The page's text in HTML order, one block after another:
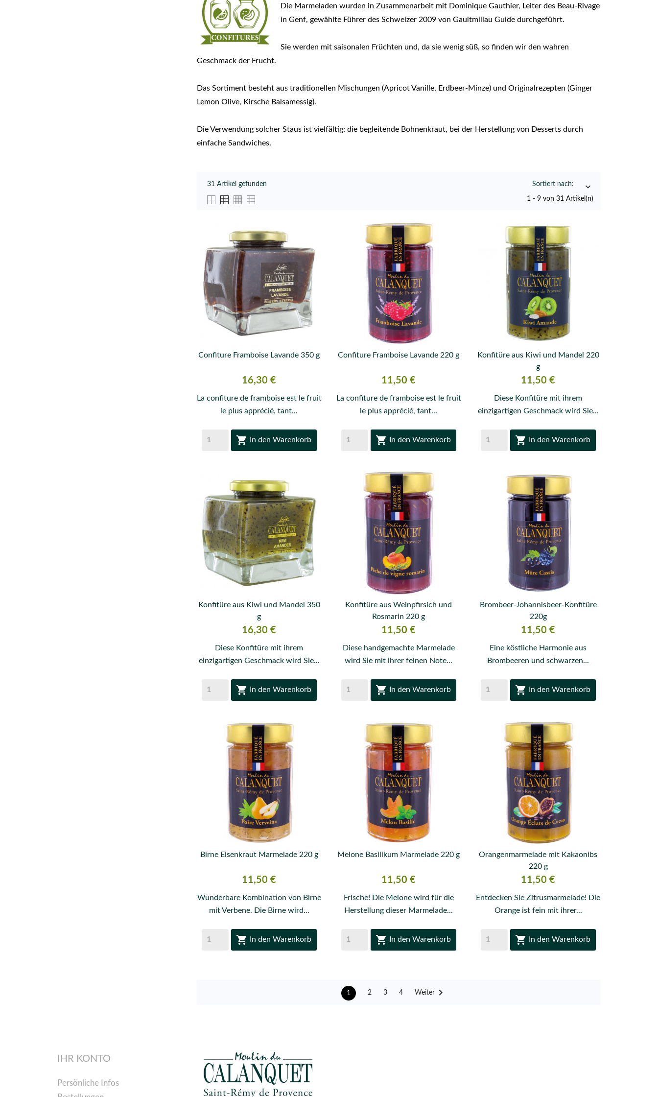
Die Marmeladen wurden in Zusammenarbeit mit Dominique Gauthier, Leiter des Beau-Rivage
in Genf, gewählte Führer des Schweizer 2009 von Gaultmillau Guide durchgeführt.
Sie werden mit saisonalen Früchten und, da sie wenig süß, so finden wir den wahren
Geschmack der Frucht.
Das Sortiment besteht aus traditionellen Mischungen (ApricotVanille, Erdbeer-Minze) und Originalrezepten (Ginger
Lemon Olive, Kirsche Balsamessig).
Die Verwendung solcher Staus ist vielfältig: die begleitende Bohnenkraut, bei der Herstellung von Desserts durch
einfache Sandwiches.
31 Artikel gefunden Sortiert nach: 
1 - 9 von 31 Artikel(n)
Confiture Framboise Lavande 350 g
Preis
16,30 €
La confiture de framboise est le fruit
le plus apprécié, tant...
 In den Warenkorb
Confiture Framboise Lavande 220 g
Preis
11,50 €
La confiture de framboise est le fruit
le plus apprécié, tant...
 In den Warenkorb
VORSCHAU
Konfitüre aus Kiwi und Mandel 220
g
Preis
11,50 €
Diese Konfitüre mit ihrem
einzigartigen Geschmack wird Sie...
 In den Warenkorb
VORSCHAU
Konfitüre aus Kiwi und Mandel 350
g
Preis
16,30 €
Diese Konfitüre mit ihrem
einzigartigen Geschmack wird Sie...
 In den Warenkorb
VORSCHAU
Konfitüre aus Weinpfirsich und
Rosmarin 220 g
Preis
11,50 €
Diese handgemachte Marmelade
wird Sie mit ihrer feinen Note...
 In den Warenkorb
VORSCHAU
Brombeer-Johannisbeer-Konfitüre
220g
Preis
11,50 €
Eine köstliche Harmonie aus
Brombeeren und schwarzen...
 In den Warenkorb
Birne Eisenkraut Marmelade 220 g
Preis
11,50 €
Wunderbare Kombination von Birne
mit Verbene. Die Birne wird...
 In den Warenkorb
Melone Basilikum Marmelade 220 g
Preis
11,50 €
Frische! Die Melone wird für die
Herstellung dieser Marmelade...
 In den Warenkorb
VORSCHAU
Orangenmarmelade mit Kakaonibs
220 g
Preis
11,50 €
Entdecken Sie Zitrusmarmelade! Die
Orange ist fein mit ihrer...
 In den Warenkorb
1 2 3 4 Weiter 
IHR KONTO
Persönliche Infos